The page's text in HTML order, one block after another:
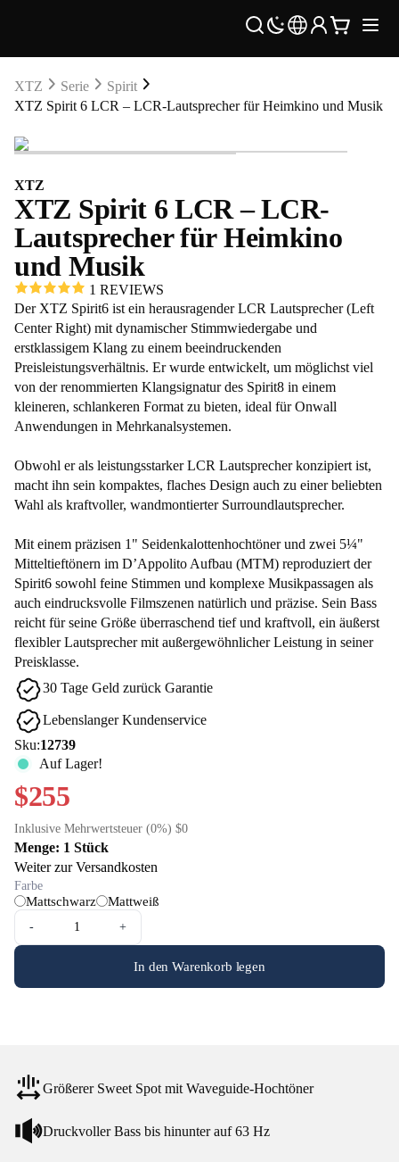
XTZ Serie
Spirit
XTZ Spirit 6 LCR – LCR-Lautsprecher für Heimkino und Musik
XTZ
XTZ Spirit 6 LCR – LCR-
Lautsprecher für Heimkino
und Musik
1 REVIEWS
Der XTZ Spirit6 ist ein herausragender LCR Lautsprecher (Left
Center Right) mit dynamischer Stimmwiedergabe und
erstklassigem Klang zu einem beeindruckenden
Preisleistungsverhältnis. Er wurde entwickelt, um möglichst viel
von der renommierten Klangsignatur des Spirit8 in einem
kleineren, schlankeren Format zu bieten, ideal für Onwall
Anwendungen in Mehrkanalsystemen.
Obwohl er als leistungsstarker LCR Lautsprecher konzipiert ist,
macht ihn sein kompaktes, flaches Design auch zu einer beliebten
Wahl als kraftvoller, wandmontierter Surroundlautsprecher.
Mit einem präzisen 1" Seidenkalottenhochtöner und zwei 5¼"
Mitteltieftönern im D’Appolito Aufbau (MTM) reproduziert der
Spirit6 sowohl feine Stimmen und komplexe Musikpassagen als
auch eindrucksvolle Filmszenen natürlich und präzise. Sein Bass
reicht für seine Größe überraschend tief und kraftvoll, ein äußerst
flexibler Lautsprecher mit außergewöhnlicher Leistung in seiner
Preisklasse.
30 Tage Geld zurück Garantie
Lebenslanger Kundenservice
Sku:12739
Auf Lager!
$255
Inklusive Mehrwertsteuer (0%) $0
Menge: 1 Stück
Weiter zur Versandkosten
Farbe
Mattschwarz Mattweiß
- +
In den Warenkorb legen
Größerer Sweet Spot mit Waveguide-Hochtöner
Druckvoller Bass bis hinunter auf 63 Hz